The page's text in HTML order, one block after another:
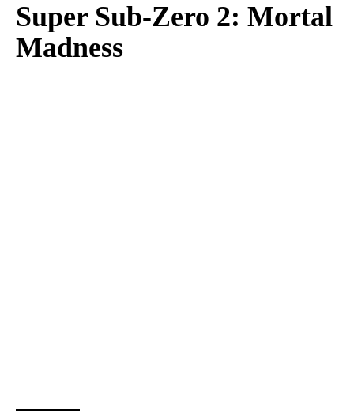
Super Sub-Zero 2: Mortal
Madness